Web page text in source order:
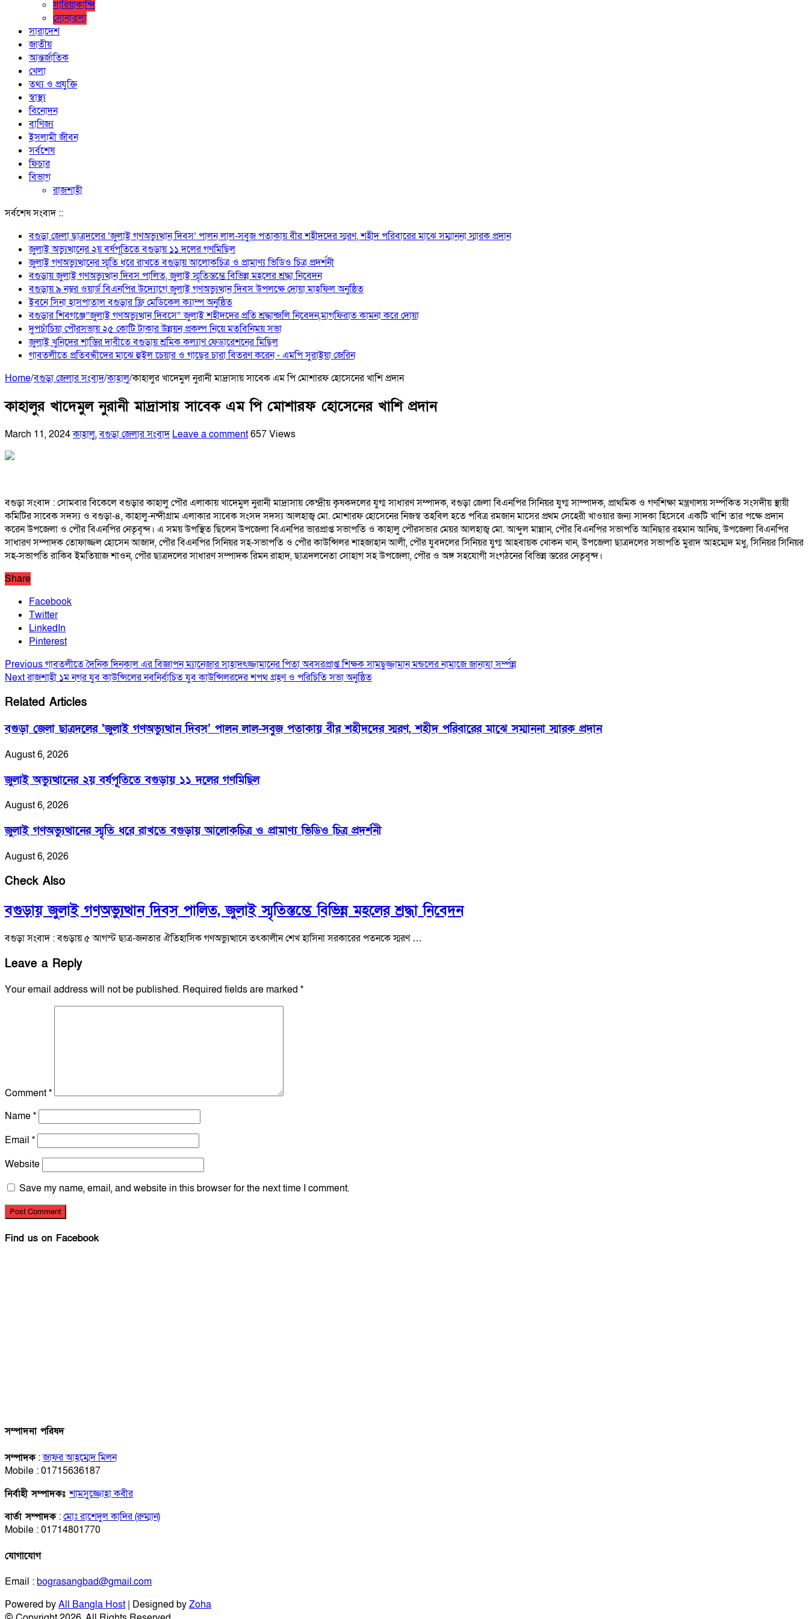
সারিয়াকান্দি
সোনাতলা
সারাদেশ
জাতীয়
আন্তর্জাতিক
খেলা
তথ্য ও প্রযুক্তি
স্বাস্থ্য
বিনোদন
বাণিজ্য
ইসলামী জীবন
সর্বশেষ
ফিচার
বিভাগ
রাজশাহী
সর্বশেষ সংবাদ ::
বগুড়া জেলা ছাত্রদলের ‘জুলাই গণঅভ্যুত্থান দিবস’ পালন লাল-সবুজ পতাকায় বীর শহীদদের স্মরণ, শহীদ পরিবারের মাঝে সম্মাননা স্মারক প্রদান
জুলাই অভ্যুত্থানের ২য় বর্ষপূতিতে বগুড়ায় ১১ দলের গণমিছিল
জুলাই গণঅভ্যুত্থানের স্মৃতি ধরে রাখতে বগুড়ায় আলোকচিত্র ও প্রামাণ্য ভিডিও চিত্র প্রদর্শনী
বগুড়ায় জুলাই গণঅভ্যুত্থান দিবস পালিত, জুলাই স্মৃতিস্তম্ভে বিভিন্ন মহলের শ্রদ্ধা নিবেদন
বগুড়ায় ৯ নম্বর ওয়ার্ড বিএনপির উদ্যোগে জুলাই গণঅভ্যুত্থান দিবস উপলক্ষে দোয়া মাহফিল অনুষ্ঠিত
ইবনে সিনা হাসপাতাল বগুড়ার ফ্রি মেডিকেল ক্যাম্প অনুষ্ঠিত
বগুড়ার শিবগঞ্জে”জুলাই গণঅভ্যুত্থান দিবসে” জুলাই শহীদদের প্রতি শ্রদ্ধান্জলি নিবেদন,মাগফিরাত কামনা করে দোয়া
দুপচাঁচিয়া পৌরসভায় ২৫ কোটি টাকার উন্নয়ন প্রকল্প নিয়ে মতবিনিময় সভা
জুলাই খুনিদের শাস্তির দাবীতে বগুড়ায় শ্রমিক কল্যাণ ফেডারেশনের মিছিল
‎গাবতলীতে প্রতিবন্ধীদের মাঝে হুইল ‎চেয়ার ও গাছের চারা বিতরণ করেন ‎- এমপি সুরাইয়া জেরিন
Home/বগুড়া জেলার সংবাদ/কাহালু/কাহালুর খাদেমুল নুরানী মাদ্রাসায় সাবেক এম পি মোশারফ হোসেনের খাশি প্রদান
কাহালুর খাদেমুল নুরানী মাদ্রাসায় সাবেক এম পি মোশারফ হোসেনের খাশি প্রদান
March 11, 2024কাহালু,বগুড়া জেলার সংবাদ Leave a comment657 Views
বগুড়া সংবাদ : সোমবার বিকেলে বগুড়ার কাহালু পৌর এলাকায় খাদেমুল নুরানী মাদ্রাসায় কেন্দ্রীয় কৃষকদলের যুগ্ম সাধারণ সম্পাদক, বগুড়া জেলা বিএনপির সিনিয়র যুগ্ম সাম্পাদক, প্রাথমিক ও গণশিক্ষা মন্ত্রণালয় সর্ম্পকিত সংসদীয় স্থায়ী
কমিটির সাবেক সদস্য ও বগুড়া-৪, কাহালু-নন্দীগ্রাম এলাকার সাবেক সংসদ সদস্য আলহাজ্ব মো. মোশারফ হোসেনের নিজস্ব তহবিল হতে পবিত্র রমজান মাসের প্রথম সেহেরী খাওয়ার জন্য সাদকা হিসেবে একটি খাশি তার পক্ষে প্রদান
করেন উপজেলা ও পৌর বিএনপির নেতৃবৃন্দ। এ সময় উপস্থিত ছিলেন উপজেলা বিএনপির ভারপ্রাপ্ত সভাপতি ও কাহালু পৌরসভার মেয়র আলহাজ্ব মো. আব্দুল মান্নান, পৌর বিএনপির সভাপতি আনিছার রহমান আনিছ, উপজেলা বিএনপির
সাধারণ সম্পাদক তোফাজ্জল হোসেন আজাদ, পৌর বিএনপির সিনিয়র সহ-সভাপতি ও পৌর কাউন্সিলর শাহজাহান আলী, পৌর যুবদলের সিনিয়র যুগ্ম আহবায়ক খোকন খান, উপজেলা ছাত্রদলের সভাপতি মুরাদ আহম্মেদ মধু, সিনিয়র সিনিয়র
সহ-সভাপতি রাকিব ইমতিয়াজ শাওন, পৌর ছাত্রদলের সাধারণ সম্পাদক রিমন রাহাদ, ছাত্রদলনেতা সোহাগ সহ উপজেলা, পৌর ও অঙ্গ সহযোগী সংগঠনের বিভিন্ন স্তরের নেতৃবৃন্দ।
Share
Facebook
Twitter
LinkedIn
Pinterest
Previousগাবতলীতে দৈনিক দিনকাল এর বিজ্ঞাপন ম্যানেজার সাহাদৎজ্জামানের পিতা অবসরপ্রাপ্ত শিক্ষক সামছুজ্জামান মন্ডলের নামাজে জানাযা সর্ম্পন্ন
Nextরাজশাহী ১ম নগর যুব কাউন্সিলের নবনির্বাচিত যুব কাউন্সিলরদের শপথ গ্রহণ ও পরিচিতি সভা অনুষ্ঠিত
Related Articles
বগুড়া জেলা ছাত্রদলের ‘জুলাই গণঅভ্যুত্থান দিবস’ পালন লাল-সবুজ পতাকায় বীর শহীদদের স্মরণ, শহীদ পরিবারের মাঝে সম্মাননা স্মারক প্রদান
August 6, 2026
জুলাই অভ্যুত্থানের ২য় বর্ষপূতিতে বগুড়ায় ১১ দলের গণমিছিল
August 6, 2026
জুলাই গণঅভ্যুত্থানের স্মৃতি ধরে রাখতে বগুড়ায় আলোকচিত্র ও প্রামাণ্য ভিডিও চিত্র প্রদর্শনী
August 6, 2026
Check Also
বগুড়ায় জুলাই গণঅভ্যুত্থান দিবস পালিত, জুলাই স্মৃতিস্তম্ভে বিভিন্ন মহলের শ্রদ্ধা নিবেদন
বগুড়া সংবাদ : বগুড়ায় ৫ আগস্ট ছাত্র-জনতার ঐতিহাসিক গণঅভ্যুত্থানে তৎকালীন শেখ হাসিনা সরকারের পতনকে স্মরণ …
Leave a Reply
Your email address will not be published. Required fields are marked *
Comment*
Name*
Email *
Website
Save my name, email, and website in this browser for the next time I comment.
Find us on Facebook
সম্পাদনা পরিষদ
সম্পাদক:জাফর আহম্মেদ মিলন
Mobile : 01715636187
নির্বাহী সম্পাদকঃশামসুজ্জোহা কবীর
বার্তা সম্পাদক:মোঃ রাশেদুল কাদির (রুম্মান)
Mobile : 01714801770
যোগাযোগ
Email :bograsangbad@gmail.com
Powered byAll Bangla Host | Designed byZoha